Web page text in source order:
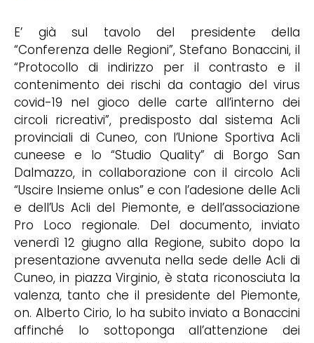
E’ già sul tavolo del presidente della
“Conferenza delle Regioni”, Stefano Bonaccini, il
“Protocollo di indirizzo per il contrasto e il
contenimento dei rischi da contagio del virus
covid-19 nel gioco delle carte all’interno dei
circoli ricreativi”, predisposto dal sistema Acli
provinciali di Cuneo, con l’Unione Sportiva Acli
cuneese e lo “Studio Quality” di Borgo San
Dalmazzo, in collaborazione con il circolo Acli
“Uscire Insieme onlus” e con l’adesione delle Acli
e dell’Us Acli del Piemonte, e dell’associazione
Pro Loco regionale. Del documento, inviato
venerdì 12 giugno alla Regione, subito dopo la
presentazione avvenuta nella sede delle Acli di
Cuneo, in piazza Virginio, è stata riconosciuta la
valenza, tanto che il presidente del Piemonte,
on. Alberto Cirio, lo ha subito inviato a Bonaccini
affinché lo sottoponga all’attenzione dei